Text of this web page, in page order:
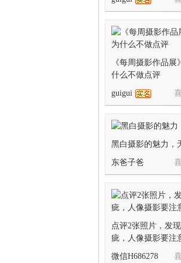
《每周摄影作品
什么不做点评
guigui
黑白摄影的魅力，
东爸子爸
点评2张照片，发
疵，人像摄影要注
微信H686278